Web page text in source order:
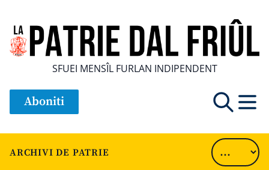
SFUEI MENSÎL FURLAN INDIPENDENT
Aboniti
ARCHIVI DE PATRIE